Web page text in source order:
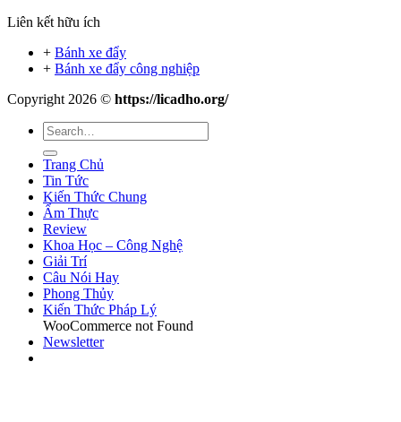
Liên kết hữu ích
+ Bánh xe đẩy
+ Bánh xe đẩy công nghiệp
Copyright 2026 © https://licadho.org/
Trang Chủ
Tin Tức
Kiến Thức Chung
Ẩm Thực
Review
Khoa Học – Công Nghệ
Giải Trí
Câu Nói Hay
Phong Thủy
Kiến Thức Pháp Lý
WooCommerce not Found
Newsletter